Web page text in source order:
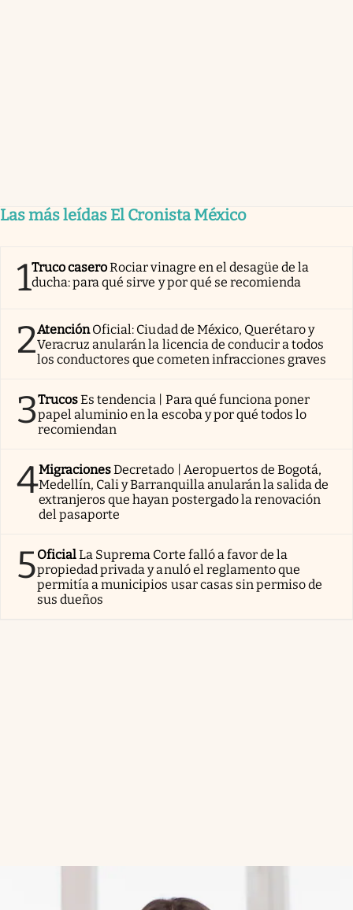
Las más leídas El Cronista México
1Truco caseroRociar vinagre en el desagüe de la
ducha: para qué sirve y por qué se recomienda
2AtenciónOficial: Ciudad de México, Querétaro y
Veracruz anularán la licencia de conducir a todos
los conductores que cometen infracciones graves
3TrucosEs tendencia | Para qué funciona poner
papel aluminio en la escoba y por qué todos lo
recomiendan
4MigracionesDecretado | Aeropuertos de Bogotá,
Medellín, Cali y Barranquilla anularán la salida de
extranjeros que hayan postergado la renovación
del pasaporte
5OficialLa Suprema Corte falló a favor de la
propiedad privada y anuló el reglamento que
permitía a municipios usar casas sin permiso de
sus dueños